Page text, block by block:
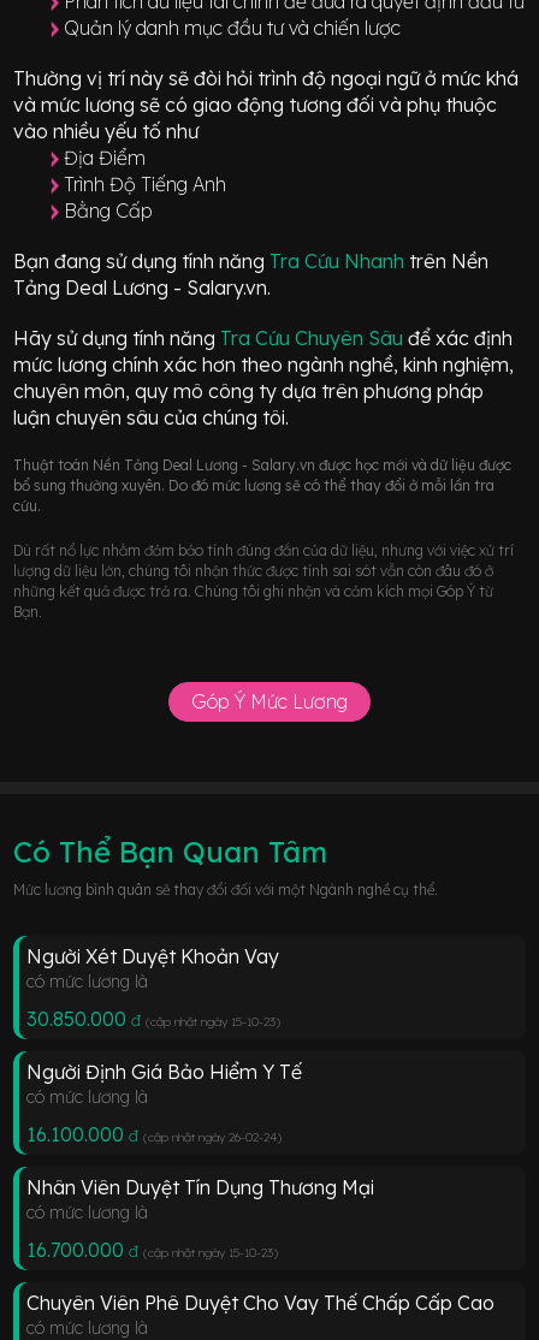
Quản lý danh mục đầu tư và chiến lược
Thường vị trí này sẽ đòi hỏi trình độ ngoại ngữ ở mứckhá
và mức lương sẽ có giao động tương đối và phụ thuộc
vào nhiều yếu tố như
Địa Điểm
Trình Độ Tiếng Anh
Bằng Cấp
Bạn đang sử dụng tính năng Tra Cứu Nhanh trên Nền
Tảng Deal Lương - Salary.vn.
Hãy sử dụng tính năng Tra Cứu Chuyên Sâuđể xác định
mức lương chính xác hơn theo ngành nghề, kinh nghiệm,
chuyên môn, quy mô công ty dựa trên phương pháp
luận chuyên sâu của chúng tôi.
Thuật toán Nền Tảng Deal Lương - Salary.vn được học mới và dữ liệu được
bổ sung thường xuyên. Do đó mức lương sẽ có thể thay đổi ở mỗi lần tra
cứu.
Dù rất nổ lực nhằm đảm bảo tính đúng đắn của dữ liệu, nhưng với việc xử trí
lượng dữ liệu lớn, chúng tôi nhận thức được tính sai sót vẫn còn đâu đó ở
những kết quả được trả ra. Chúng tôi ghi nhận và cảm kích mọi Góp Ý từ
Bạn.
Góp Ý Mức Lương
Có Thể Bạn Quan Tâm
Mức lương bình quân sẽ thay đổi đối với một Ngành nghề cụ thể.
Người Xét Duyệt Khoản Vay
có mức lương là
30.850.000 đ (cập nhật ngày 15-10-23)
Người Định Giá Bảo Hiểm Y Tế
có mức lương là
16.100.000 đ (cập nhật ngày 26-02-24)
Nhân Viên Duyệt Tín Dụng Thương Mại
có mức lương là
16.700.000 đ (cập nhật ngày 15-10-23)
Chuyên Viên Phê Duyệt Cho Vay Thế Chấp Cấp Cao
có mức lương là